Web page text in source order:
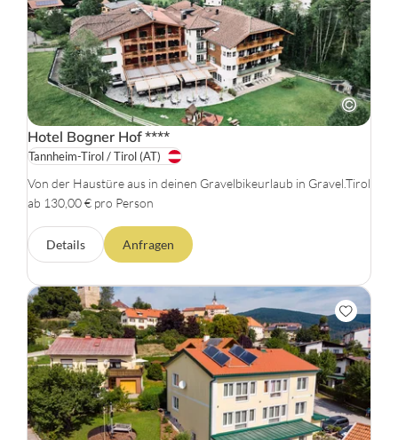
Hotel Bogner Hof****
Tannheim-Tirol / Tirol (AT)
Von der Haustüre aus in deinen Gravelbikeurlaub in Gravel.Tirol
ab 130,00 € pro Person
Details Anfragen